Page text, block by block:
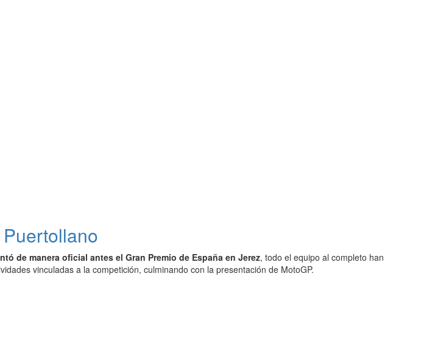
de manera oficial antes el Gran Premio de España en Jerez, todo el equipo al completo han
vinculadas a la competición, culminando con la presentación de MotoGP.